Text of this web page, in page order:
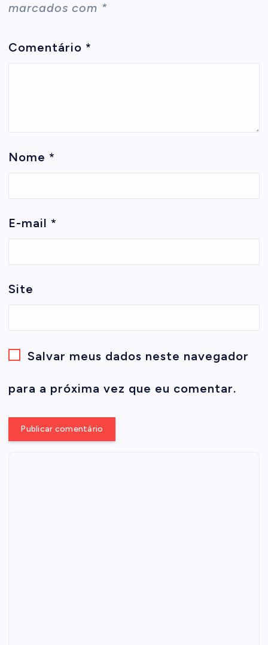
marcados com *
Comentário *
Nome *
E-mail *
Site
Salvar meus dados neste navegador
para a próxima vez que eu comentar.